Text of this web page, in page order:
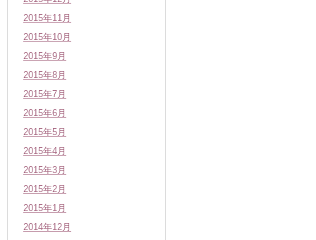
2015年11月
2015年10月
2015年9月
2015年8月
2015年7月
2015年6月
2015年5月
2015年4月
2015年3月
2015年2月
2015年1月
2014年12月